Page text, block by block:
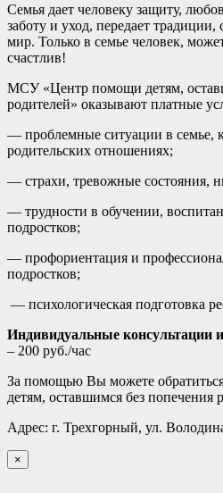
Семья дает человеку защиту,
заботу и уход, передает
мир. Только в семье человек,
счастлив!
МСУ «Центр помощи детям,
родителей» оказывают платные
— проблемные ситуации в семье,
родительских отношениях;
— страхи, тревожные состояния,
— трудности в обучении,
подростков;
— профориентация и
подростков;
— психологическая подготовка
Индивидуальные консультации
– 200 руб./час
За помощью Вы можете
детям, оставшимся без попечения
Адрес: г. Трехгорный, ул.
×